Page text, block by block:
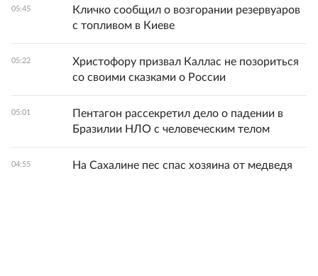
05:45
Кличко сообщил о возгорании резервуаров
с топливом в Киеве
05:22
Христофору призвал Каллас не позориться
со своими сказками о России
05:01
Пентагон рассекретил дело о падении в
Бразилии НЛО с человеческим телом
04:55 На Сахалине пес спас хозяина от медведя